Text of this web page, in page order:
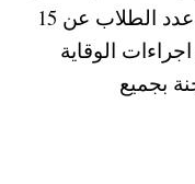
عدد اقل من الطلاب بحيث لا يزيد عدد الطلاب عن 15
الوقاية
بجميع